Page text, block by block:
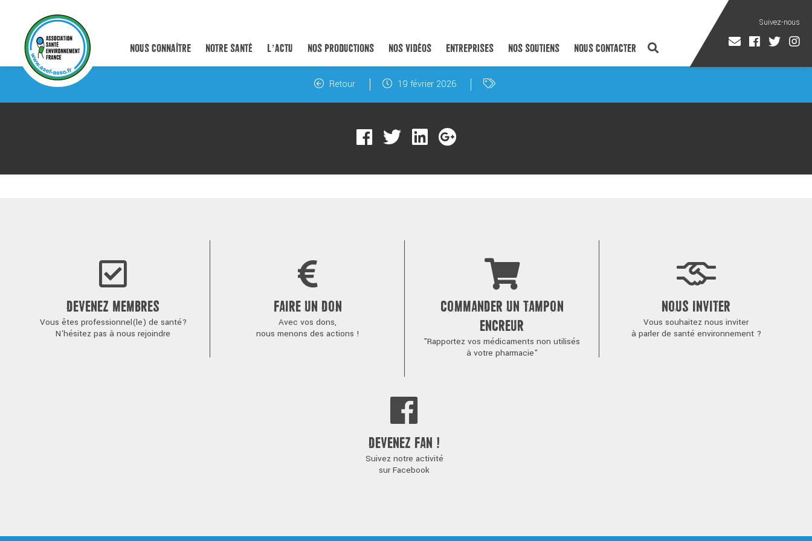
NOUS CONNAÎTRE NOTRE SANTÉ L’ACTU NOS PRODUCTIONS NOS VIDÉOS ENTREPRISES NOS SOUTIENS NOUS CONTACTER
Retour 19 février 2026
DEVENEZ MEMBRES
Vous êtes professionnel(le) de santé?
N'hésitez pas à nous rejoindre
FAIRE UN DON
Avec vos dons,
nous menons des actions !
COMMANDER UN TAMPON
ENCREUR
"Rapportez vos médicaments non utilisés
à votre pharmacie"
NOUS INVITER
Vous souhaitez nous inviter
à parler de santé environnement ?
DEVENEZ FAN !
Suivez notre activité
sur Facebook